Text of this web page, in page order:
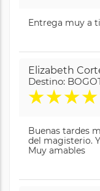
Entrega muy a
Elizabeth
Destino:
★★★★
Buenas tardes
del magisterio.
Muy amables